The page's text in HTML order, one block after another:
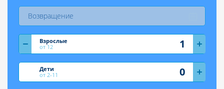
Взрослые
от 12
Дети
от 2-11